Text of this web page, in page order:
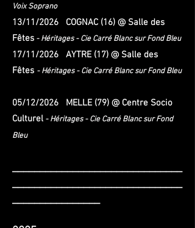
Voix Soprano
13/11/2026 COGNAC (16) @ Salle des
Fêtes - Héritages - Cie Carré Blanc sur Fond Bleu
17/11/2026 AYTRE (17) @ Salle des
Fêtes - Héritages - Cie Carré Blanc sur Fond Bleu
05/12/2026 MELLE (79) @ Centre Socio
Culturel -Héritages - Cie Carré Blanc sur Fond
Bleu
_______________________________
_______________________________
________________